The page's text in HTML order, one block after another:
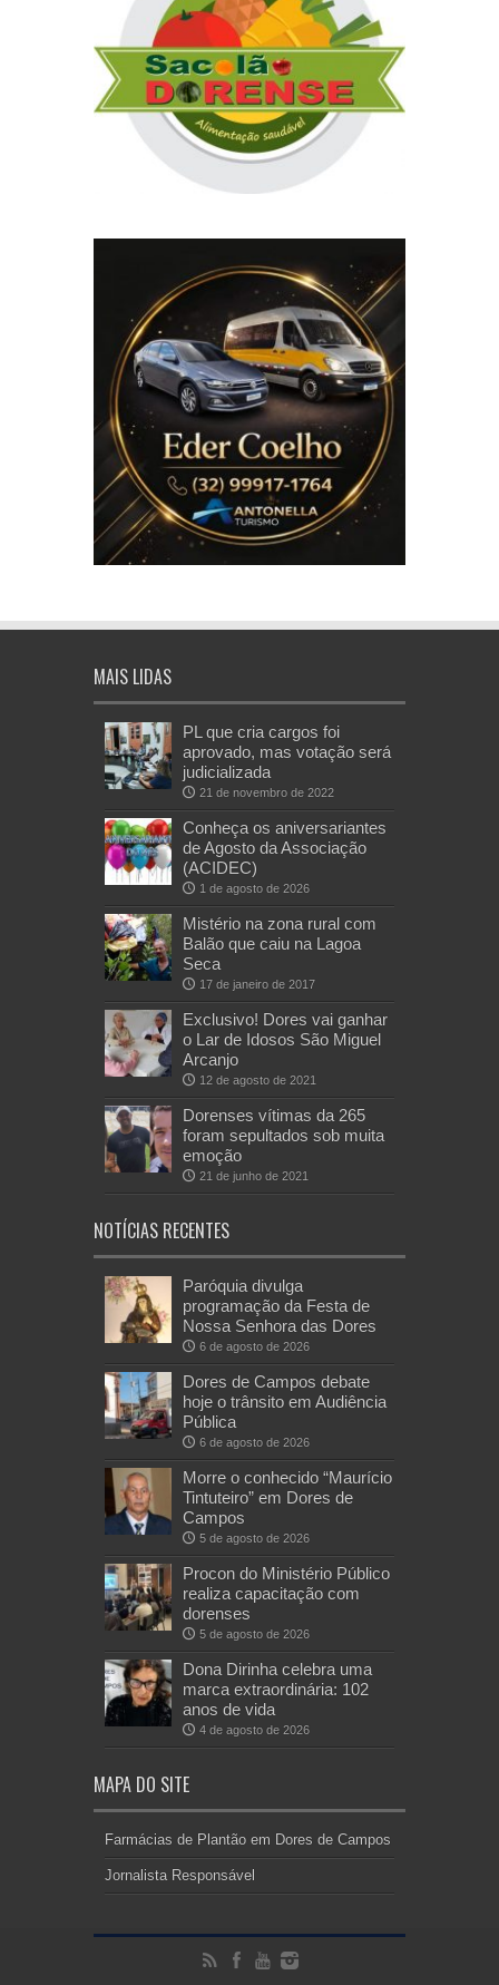
MAIS LIDAS
PL que cria cargos foi
aprovado, mas votação será
judicializada
21 de novembro de 2022
Conheça os aniversariantes
de Agosto da Associação
(ACIDEC)
1 de agosto de 2026
Mistério na zona rural com
Balão que caiu na Lagoa
Seca
17 de janeiro de 2017
Exclusivo! Dores vai ganhar
o Lar de Idosos São Miguel
Arcanjo
12 de agosto de 2021
Dorenses vítimas da 265
foram sepultados sob muita
emoção
21 de junho de 2021
NOTÍCIAS RECENTES
Paróquia divulga
programação da Festa de
Nossa Senhora das Dores
6 de agosto de 2026
Dores de Campos debate
hoje o trânsito em Audiência
Pública
6 de agosto de 2026
Morre o conhecido “Maurício
Tintuteiro” em Dores de
Campos
5 de agosto de 2026
Procon do Ministério Público
realiza capacitação com
dorenses
5 de agosto de 2026
Dona Dirinha celebra uma
marca extraordinária: 102
anos de vida
4 de agosto de 2026
MAPA DO SITE
Farmácias de Plantão em Dores de Campos
Jornalista Responsável